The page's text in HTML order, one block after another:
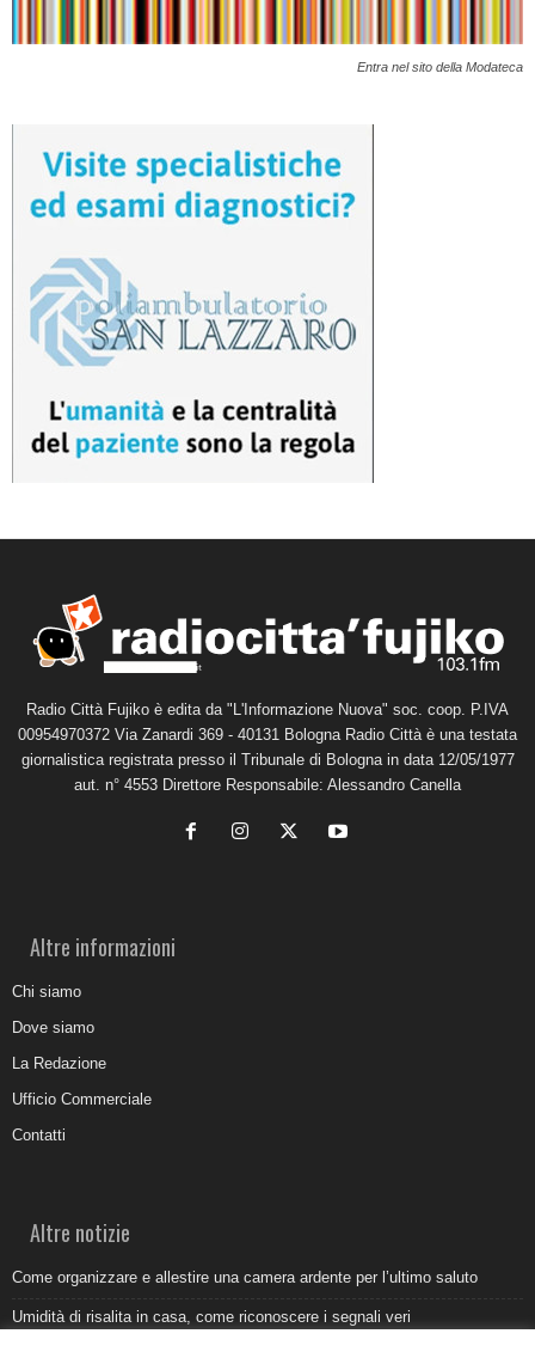
Entra nel sito della Modateca
Radio Città Fujiko è edita da "L'Informazione Nuova" soc. coop. P.IVA
00954970372 Via Zanardi 369 - 40131 Bologna Radio Città è una testata
giornalistica registrata presso il Tribunale di Bologna in data 12/05/1977
aut. n° 4553 Direttore Responsabile: Alessandro Canella
Altre informazioni
Chi siamo
Dove siamo
La Redazione
Ufficio Commerciale
Contatti
Altre notizie
Come organizzare e allestire una camera ardente per l’ultimo saluto
Umidità di risalita in casa, come riconoscere i segnali veri